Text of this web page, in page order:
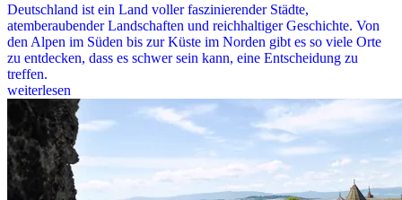
Deutschland ist ein Land voller faszinierender Städte,
atemberaubender Landschaften und reichhaltiger Geschichte. Von
den Alpen im Süden bis zur Küste im Norden gibt es so viele Orte
zu entdecken, dass es schwer sein kann, eine Entscheidung zu
treffen.
weiterlesen